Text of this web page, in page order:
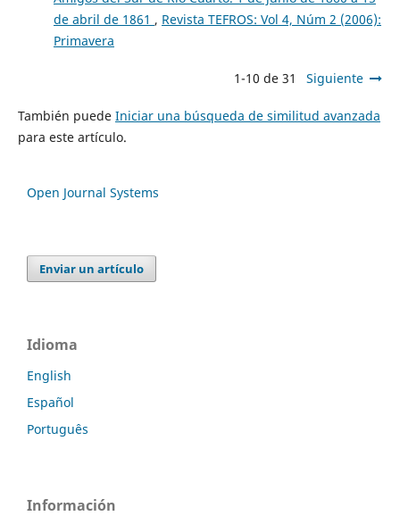
de abril de 1861 , Revista TEFROS: Vol 4, Núm 2 (2006):
Primavera
1-10 de 31 Siguiente
También puede Iniciar una búsqueda de similitud avanzada
para este artículo.
Open Journal Systems
Enviar un artículo
Idioma
English
Español
Português
Información